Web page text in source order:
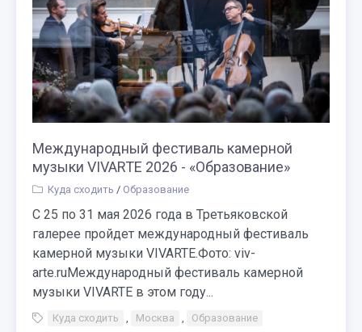
Международный фестиваль камерной
музыки VIVARTE 2026 - «Образование»
Куда сходить / Образование
С 25 по 31 мая 2026 года в Третьяковской
галерее пройдет международный фестиваль
камерной музыки VIVARTE.Фото: viv-
arte.ruМеждународный фестиваль камерной
музыки VIVARTE в этом году...
Куда сходить , Москва , Образование